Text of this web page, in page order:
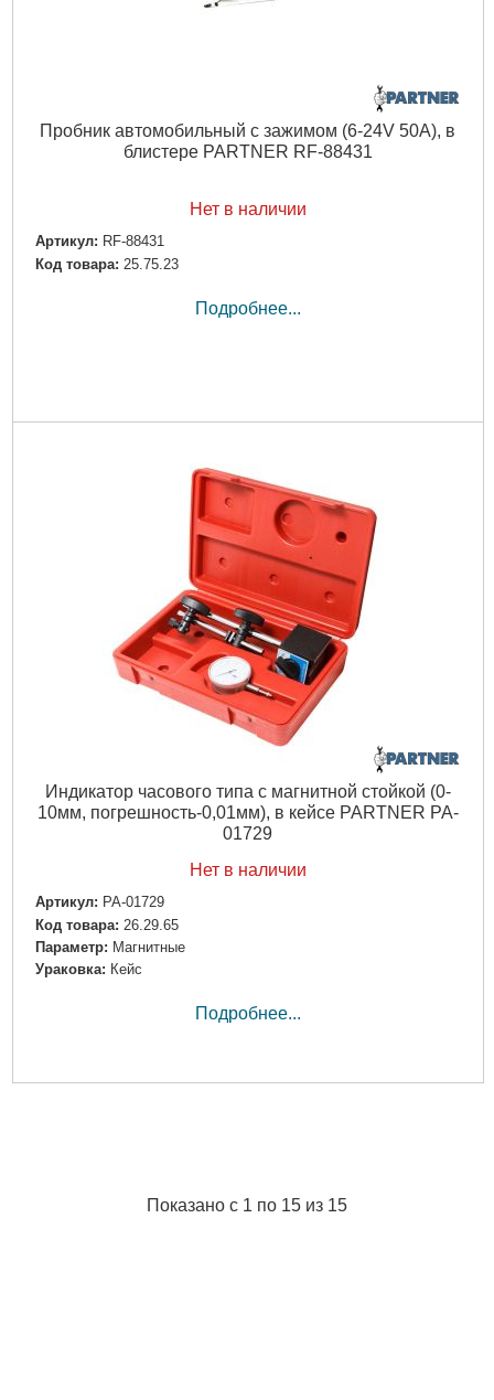
Пробник автомобильный с зажимом (6-24V 50А), в
блистере PARTNER RF-88431
Нет в наличии
Артикул: RF-88431
Код товара: 25.75.23
Подробнее...
Индикатор часового типа с магнитной стойкой (0-
10мм, погрешность-0,01мм), в кейсе PARTNER PA-
01729
Нет в наличии
Артикул: PA-01729
Код товара: 26.29.65
Параметр: Магнитные
Ураковка: Кейс
Подробнее...
Показано с 1 по 15 из 15